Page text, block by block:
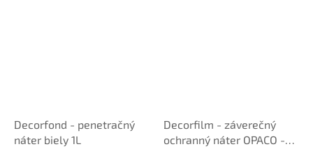
Decorfond - penetračný
náter biely 1L
Decorfilm - záverečný
ochranný náter OPACO -